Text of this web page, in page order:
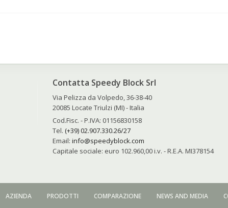
Contatta Speedy Block Srl
Via Pelizza da Volpedo, 36-38-40
20085 Locate Triulzi (MI) - Italia
Cod.Fisc. - P.IVA: 01156830158
Tel. (+39) 02.907.330.26/27
Email: info@speedyblock.com
Capitale sociale: euro 102.960,00 i.v. - R.E.A. MI378154
AZIENDA PRODOTTI COMPARAZIONE NEWS AND MEDIA